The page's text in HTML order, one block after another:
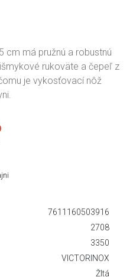
cm má pružnú a robustnú
rukoväte a čepeľ z
je vykosťovací nôž
7611160503916
2708
3350
VICTORINOX
Žltá